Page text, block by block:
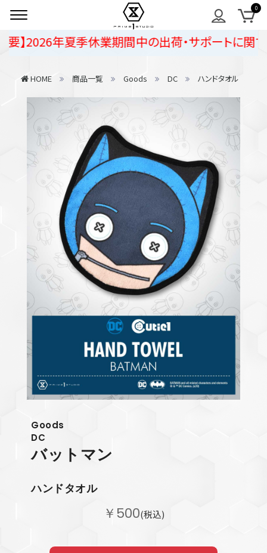
2026年夏季休業期間中の出荷・サポートに関する
HOME 商品一覧 Goods DC ハンドタオル
Goods
DC
バットマン
ハンドタオル
￥500(税込)